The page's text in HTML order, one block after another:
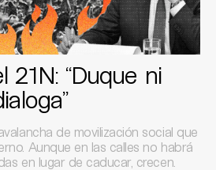
21N: “Duque ni
de movilización social que
Aunque en las calles no habrá
en lugar de caducar, crecen.